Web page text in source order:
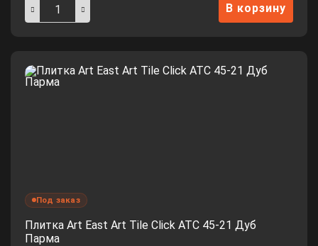
В корзину
Под заказ
Плитка Art East Art Tile Click ATC 45-21 Дуб
Парма